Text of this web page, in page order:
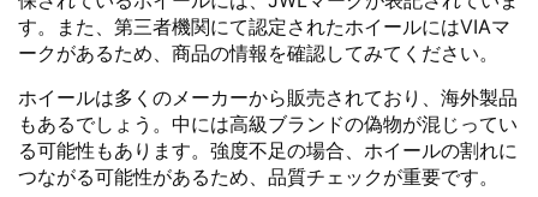
す。また、第三者機関にて認定されたホイールにはVIAマ
ークがあるため、商品の情報を確認してみてください。
ホイールは多くのメーカーから販売されており、海外製品
もあるでしょう。中には高級ブランドの偽物が混じってい
る可能性もあります。強度不足の場合、ホイールの割れに
つながる可能性があるため、品質チェックが重要です。